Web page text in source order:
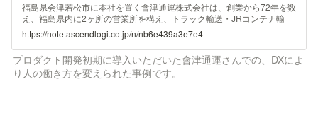
福島県会津若松市に本社を置く會津通運株式会社は、創業から72年を数
え、福島県内に2ヶ所の営業所を構え、トラック輸送・JRコンテナ輸
送・倉庫業と、手広く物流事業を展開しています。常に新しい挑戦を求
める社長のもと、どのような経緯でITツール「ロジックス」の導入に踏
み切ったのか。また導入後に社内で感じた変化や生じた効果について、
取締役の五十嵐様にお話を伺いました。 一緒に発展していけそうなパ
ートナーとしてアセンドを選んだ ──弊社や弊社製品のロジックスを知
https://note.ascendlogi.co.jp/n/nb6e439a3e7e4
プロダクト開発初期に導入いただいた會津通運さんでの、DXによ
り人の働き方を変えられた事例です。